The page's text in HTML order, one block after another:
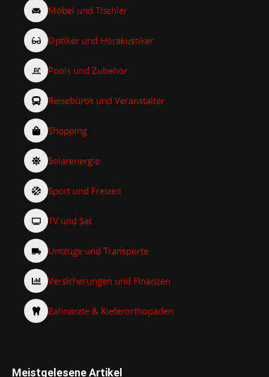
Möbel und Tischler
Optiker und Hörakustiker
Pools und Zubehör
Reisebüros und Veranstalter
Shopping
Solarenergie
Sport und Freizeit
TV und Sat
Umzüge und Transporte
Versicherungen und Finanzen
Zahnärzte & Kieferorthopäden
Meistgelesene Artikel